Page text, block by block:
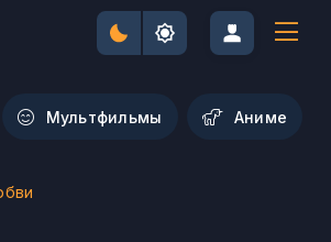
Мультфильмы Aниме